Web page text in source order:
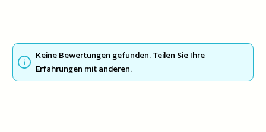
Keine Bewertungen gefunden. Teilen Sie Ihre
Erfahrungen mit anderen.